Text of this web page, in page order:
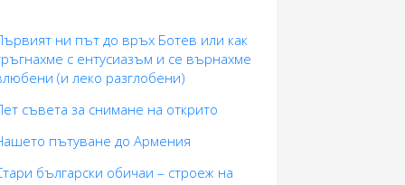
ни път до връх Ботев или как
с ентусиазъм и се върнахме
(и леко разглобени)
съвета за снимане на открито
пътуване до Армения
български обичаи – строеж на